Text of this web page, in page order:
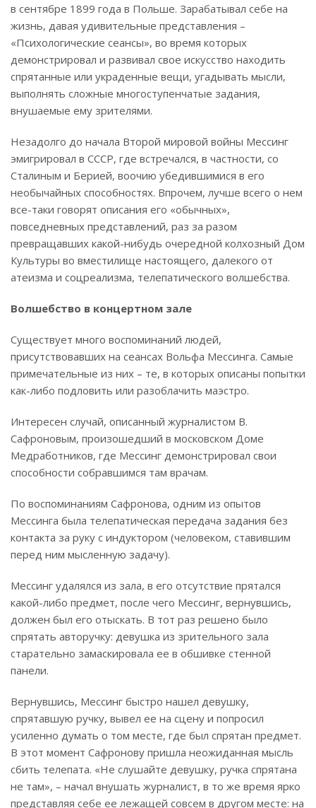
в сентябре 1899 года в Польше. Зарабатывал себе на
жизнь, давая удивительные представления –
«Психологические сеансы», во время которых
демонстрировал и развивал свое искусство находить
спрятанные или украденные вещи, угадывать мысли,
выполнять сложные многоступенчатые задания,
внушаемые ему зрителями.
Незадолго до начала Второй мировой войны Мессинг
эмигрировал в СССР, где встречался, в частности, со
Сталиным и Берией, воочию убедившимися в его
необычайных способностях. Впрочем, лучше всего о нем
все-таки говорят описания его «обычных»,
повседневных представлений, раз за разом
превращавших какой-нибудь очередной колхозный Дом
Культуры во вместилище настоящего, далекого от
атеизма и соцреализма, телепатического волшебства.
Волшебство в концертном зале
Существует много воспоминаний людей,
присутствовавших на сеансах Вольфа Мессинга. Самые
примечательные из них – те, в которых описаны попытки
как-либо подловить или разоблачить маэстро.
Интересен случай, описанный журналистом В.
Сафроновым, произошедший в московском Доме
Медработников, где Мессинг демонстрировал свои
способности собравшимся там врачам.
По воспоминаниям Сафронова, одним из опытов
Мессинга была телепатическая передача задания без
контакта за руку с индуктором (человеком, ставившим
перед ним мысленную задачу).
Мессинг удалялся из зала, в его отсутствие прятался
какой-либо предмет, после чего Мессинг, вернувшись,
должен был его отыскать. В тот раз решено было
спрятать авторучку: девушка из зрительного зала
старательно замаскировала ее в обшивке стенной
панели.
Вернувшись, Мессинг быстро нашел девушку,
спрятавшую ручку, вывел ее на сцену и попросил
усиленно думать о том месте, где был спрятан предмет.
В этот момент Сафронову пришла неожиданная мысль
сбить телепата. «Не слушайте девушку, ручка спрятана
не там», – начал внушать журналист, в то же время ярко
представляя себе ее лежащей совсем в другом месте: на